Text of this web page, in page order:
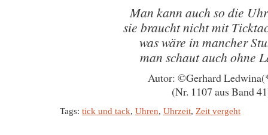
Man kann auch so die
sie braucht nicht mit
was wäre in mancher
man schaut auch ohne
Autor: ©Gerhard
(Nr. 1107 aus Band
Tags: tick und tack, Uhren, Uhrzeit, Zeit vergeht